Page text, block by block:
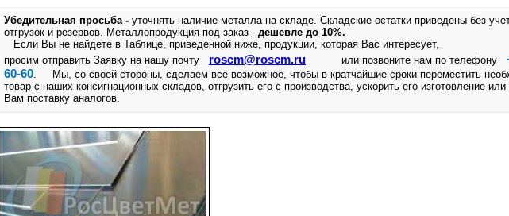
Убедительная просьба - уточнять наличие металла на складе. Складские остатки приведены без
отгрузок и резервов. Металлопродукция под заказ - дешевле до 10%.
Если Вы не найдете в Таблице, приведенной ниже, продукции, которая Вас интересует,
просим отправить Заявку на нашу почту
roscm@roscm.ru или позвоните нам по телефону
60-60. Мы, со своей стороны, сделаем всё возможное, чтобы в кратчайшие сроки переместить
товар с наших консигнационных складов, отгрузить его с производства, ускорить его изготовление
Вам поставку аналогов.